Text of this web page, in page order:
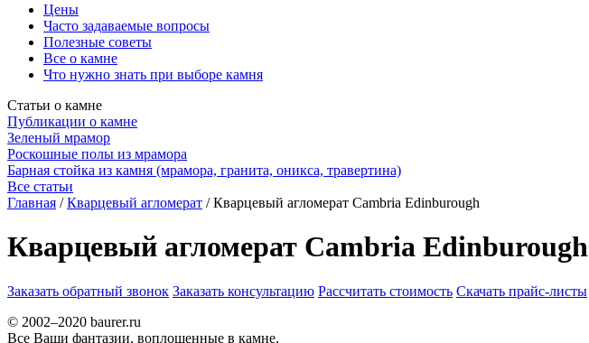
Цены
Часто задаваемые вопросы
Полезные советы
Все о камне
Что нужно знать при выборе камня
Статьи о камне
Публикации о камне
Зеленый мрамор
Роскошные полы из мрамора
Барная стойка из камня (мрамора, гранита, оникса, травертина)
Все статьи
Главная / Кварцевый агломерат / Кварцевый агломерат Cambria Edinburough
Кварцевый агломерат Cambria Edinburough
Заказать обратный звонок Заказать консультацию Рассчитать стоимость Скачать прайс-листы
© 2002–2020 baurer.ru
Все Ваши фантазии, воплощенные в камне.